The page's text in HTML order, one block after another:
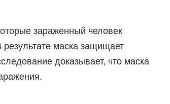
зараженный человек
маска защищает
доказывает, что маска